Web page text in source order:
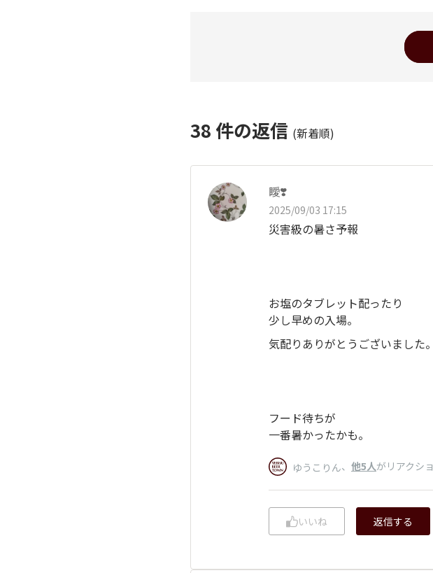
38 件の返信 (新着順)
瞹❣️
2025/09/03 17:15
災害級の暑さ予報
お塩のタブレット配ったり
少し早めの入場。
気配りありがとうございました
フード待ちが
一番暑かったかも。
ゆうこりん、 他5人がリアクシ
いいね 返信する